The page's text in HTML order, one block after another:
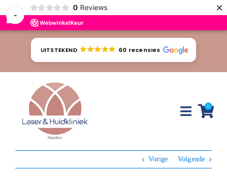
-
0 Reviews ×
UITSTEKEND 60 recensies
Toggle
0
Vorige Volgende